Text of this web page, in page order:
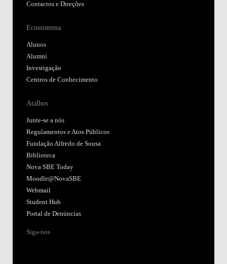
Contactos e Direções
Ecossistema
Alunos
Alumni
Investigação
Centros de Conhecimento
Atalhos
Junte-se a nós
Regulamentos e Atos Públicos
Fundação Alfredo de Sousa
Biblioteca
Nova SBE Today
Moodle@NovaSBE
Webmail
Student Hub
Portal de Denúncias
Siga-nos